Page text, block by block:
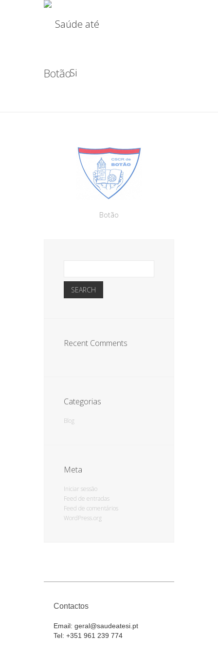
Botão
Botão
Recent Comments
Categorias
Blog
Meta
Iniciar sessão
Feed de entradas
Feed de comentários
WordPress.org
Contactos
Email: geral@saudeatesi.pt
Tel: +351 961 239 774